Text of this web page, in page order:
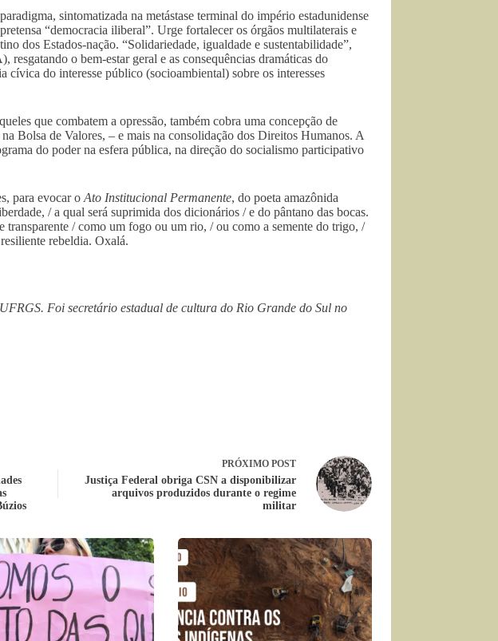
sintomatizada na metástase terminal do império estadunidense
“democracia iliberal”. Urge fortalecer os órgãos multilaterais e
dos Estados-nação. “Solidariedade, igualdade e sustentabilidade”,
o bem-estar geral e as consequências dramáticas do
cívica do interesse público (socioambiental) sobre os interesses
que combatem a opressão, também cobra uma concepção de
Bolsa de Valores, – e mais na consolidação dos Direitos Humanos. A
do poder na esfera pública, na direção do socialismo participativo
para evocar o Ato Institucional Permanente, do poeta amazônida
/ a qual será suprimida dos dicionários / e do pântano das bocas.
transparente / como um fogo ou um rio, / ou como a semente do trigo, /
rebeldia. Oxalá.
Foi secretário estadual de cultura do Rio Grande do Sul no
PRÓXIMO POST
Justiça Federal obriga CSN a disponibilizar
arquivos produzidos durante o regime
militar